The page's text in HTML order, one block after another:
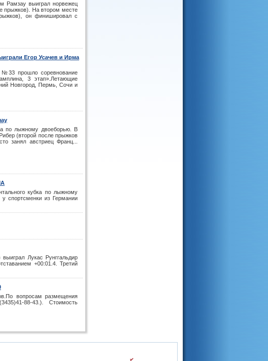
Рамзау выиграл норвежец
прыжков). На втором месте
он финишировал с
Егор Усачев и Ирма
прошло соревнование
3 этап».Летающие
Новгород, Пермь, Сочи и
по лыжному двоеборью. В
(второй после прыжков
занял австриец Франц...
кубка по лыжному
спортсменки из Германии
Лукас Рунггальдир
+00:01.4. Третий
вопросам размещения
88-43.). Стоимость